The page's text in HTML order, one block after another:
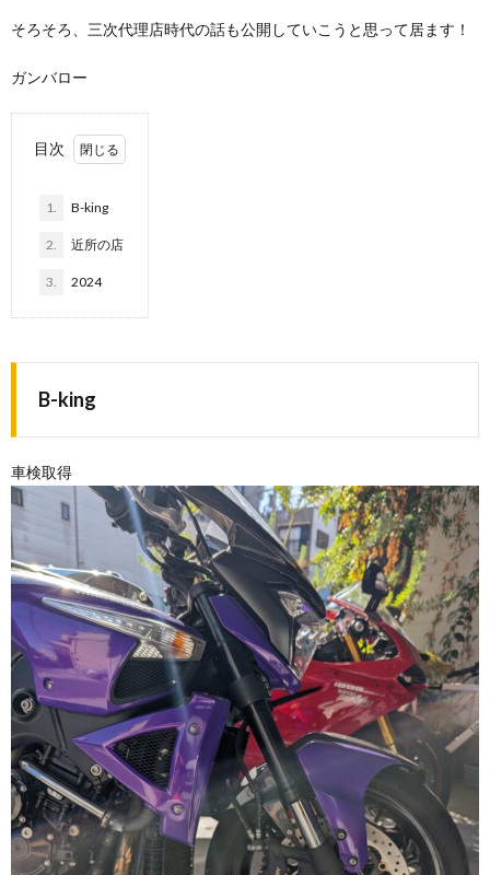
そろそろ、三次代理店時代の話も公開していこうと思って居ます！
ガンバロー
目次
1. B-king
2. 近所の店
3. 2024
B-king
車検取得